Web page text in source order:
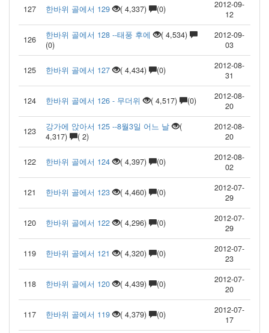
127 한바위 골에서 129 ( 4,337) (0)
2012-09-
12
126 한바위 골에서 128 --태풍 후에
( 4,534)
(0)
2012-09-
03
125 한바위 골에서 127 ( 4,434) (0)
2012-08-
31
124 한바위 골에서 126 - 무더위 ( 4,517) (0)
2012-08-
20
123 강가에 앉아서 125 --8월3일 어느 날
(
4,317)
( 2)
2012-08-
20
122 한바위 골에서 124 ( 4,397) (0)
2012-08-
02
121 한바위 골에서 123 ( 4,460) (0)
2012-07-
29
120 한바위 골에서 122 ( 4,296) (0)
2012-07-
29
119 한바위 골에서 121 ( 4,320) (0)
2012-07-
23
118 한바위 골에서 120 ( 4,439) (0)
2012-07-
20
117 한바위 골에서 119 ( 4,379) (0)
2012-07-
17